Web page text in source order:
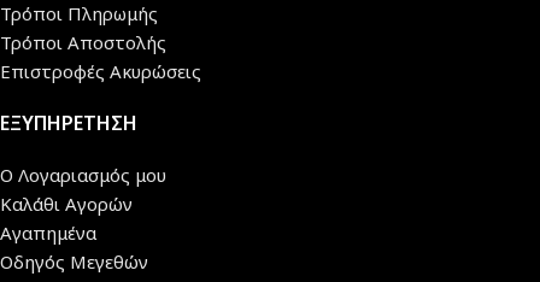
Τρόποι Πληρωμής
Τρόποι Αποστολής
Επιστροφές Ακυρώσεις
ΕΞΥΠΗΡΕΤΗΣΗ
Ο Λογαριασμός μου
Καλάθι Αγορών
Αγαπημένα
Οδηγός Μεγεθών